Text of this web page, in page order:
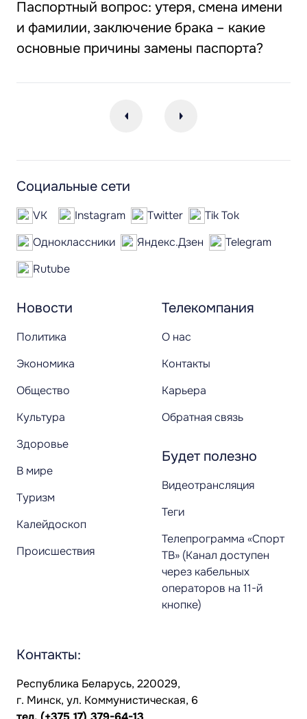
Паспортный вопрос: утеря, смена имени
и фамилии, заключение брака – какие
основные причины замены паспорта?
Новости
Политика
Экономика
Общество
Культура
Здоровье
В мире
Туризм
Калейдоскоп
Происшествия
Телекомпания
О нас
Контакты
Карьера
Обратная связь
Будет полезно
Видеотрансляция
Теги
Телепрограмма «Спорт
ТВ» (Канал доступен
через кабельных
операторов на 11-й
кнопке)
Социальные сети
VK Instagram Twitter
Tik Tok
Одноклассники
Яндекс.Дзен
Telegram
Rutube
Контакты:
Республика Беларусь, 220029,
г. Минск, ул. Коммунистическая, 6